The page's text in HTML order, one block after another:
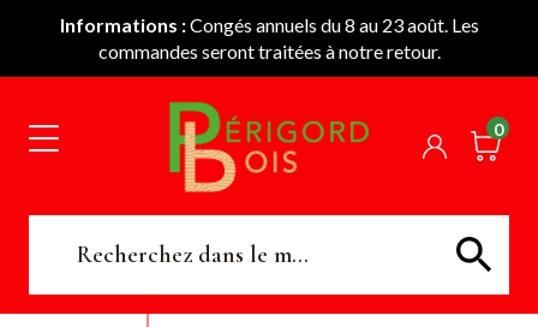
Informations :Congés annuels du 8 au 23 août. Les
commandes seront traitées à notre retour.
0